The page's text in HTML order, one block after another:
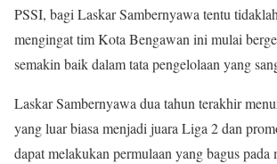
PSSI, bagi Laskar Sambernyawa tentu
mengingat tim Kota Bengawan ini mulai
semakin baik dalam tata pengelolaan yang
Laskar Sambernyawa dua tahun terakhir
yang luar biasa menjadi juara Liga 2 dan
dapat melakukan permulaan yang bagus pada